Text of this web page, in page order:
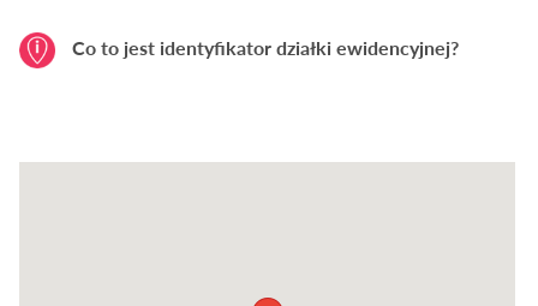
Co to jest identyfikator działki ewidencyjnej?